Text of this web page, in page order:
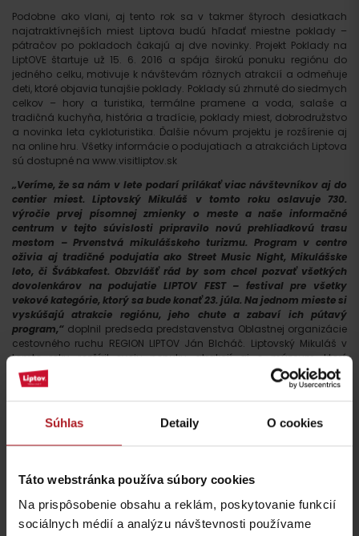
Súhlas Detaily O cookies
Táto webstránka používa súbory cookies
Na prispôsobenie obsahu a reklám, poskytovanie funkcií
sociálnych médií a analýzu návštevnosti používame
Podobne ako vlani, aj tento rok sa v takmer štyroch desiatkach
najatraktívnejších miest Liptova budú hľadať miestne poklady –
pátračov po pokladoch čakajú aj dve novinky. Projekt Poklady na
LiptOVE štartuje už 15. 6. 2016 a spája širokú ponuku regiónu do
jedného celku, motivuje k návštevám rôznych atrakcií a odmeňuje
deti, ktoré objavia tunajšie poklady. Poklady sú zhrnuté do siedmych
celkov – hory a turistika, termálne pramene a voda, salaše a
tradičná kuchyňa, história a tradície, poklady miest, dobrodružstvo
a novinka leta cykloturistika. Ďalšie nóvum projektu je rozšírenie aj
na online hru. Všetky informácie o podujatiach a atrakciách Liptova
sú dostupné na www.visitliptov.sk
„Veríme, že sa nám v lete podarí prilákať viac návštevníkov aj do
centier miest. Liptovský Mikuláš v tomto roku oslavuje 730.
výročie prvej písomnej zmienky o meste a naše informačné
centrum v tejto súvislosti pripravilo novú prehliadkovú trasu
mestom – Prvenstvá mikulášskeho turizmu. Program v centre
oživia aj tradičné podujatia ako Street Music Night, Mikulášske
leto, či Švábkafest. Obzvlášť rád by som chcel pozvať všetkých
dovolenkárov na podujatie LIPTOV FEST – festival pre všetky
vekové kategórie, ktorý sa bude konať 23. júla. Na jednom mieste si
vyskúšajú atrakcie regiónu, jeho chute a zabaví ich pútavý
program,“ doplnil predseda predstavenstva Oblastnej organizácie
cestovného ruchu REGION LIPTOV Ján Blcháč. Liptovský Mikuláš v
tomto roku rozšíril svoju ponuku atrakcií aj o múzeum, ktoré
skutočne baví. Tunajšie Slovenské múzeum ochrany prírody a
jaskyniarstva po kompletnej rekonštrukcii začiatkom januára opäť
otvorilo brány pre širokú verejnosť. Investícia za milióny eur má
ambíciu stať sa jedným z najväčších ťahákov pre návštevníkov
regiónu. Na troch atrakciami a modernými prvkami nabitých
podlažiach totiž nájdu to najlepšie, čo Liptov ponúka. Od kostry
reálne zvuky zvierat.
V turistických topánkach, teniskách, s plavkami či v sedle bicykla aj
takto sa dajú spoznávať atraktivity na LiptOVE.